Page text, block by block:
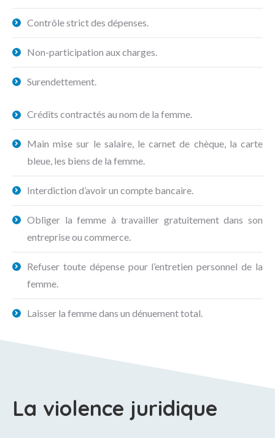
Contrôle strict des dépenses.
Non-participation aux charges.
Surendettement.
Crédits contractés au nom de la femme.
Main mise sur le salaire, le carnet de chèque, la carte
bleue, les biens de la femme.
Interdiction d’avoir un compte bancaire.
Obliger la femme à travailler gratuitement dans son
entreprise ou commerce.
Refuser toute dépense pour l’entretien personnel de la
femme.
Laisser la femme dans un dénuement total.
La violence juridique